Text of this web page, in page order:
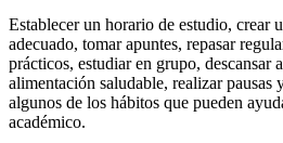
Establecer un horario de estudio, crear
adecuado, tomar apuntes, repasar
prácticos, estudiar en grupo, descansar
alimentación saludable, realizar pausas
algunos de los hábitos que pueden
académico.